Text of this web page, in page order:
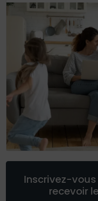
Inscrivez-
recevoir